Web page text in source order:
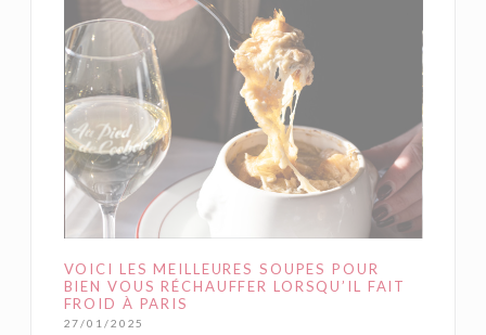
VOICI LES MEILLEURES SOUPES POUR
BIEN VOUS RÉCHAUFFER LORSQU’IL FAIT
FROID À PARIS
27/01/2025